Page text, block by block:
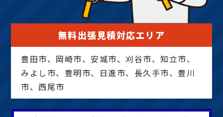
無料出張見積対応エリア
豊田市、岡崎市、安城市、刈谷市、知立市、
みよし市、豊明市、日進市、長久手市、豊川
市、西尾市